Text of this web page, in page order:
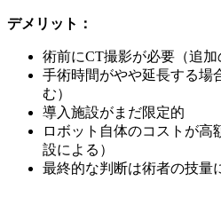
デメリット：
術前にCT撮影が必要（追加
手術時間がやや延長する場
む）
導入施設がまだ限定的
ロボット自体のコストが高
設による）
最終的な判断は術者の技量